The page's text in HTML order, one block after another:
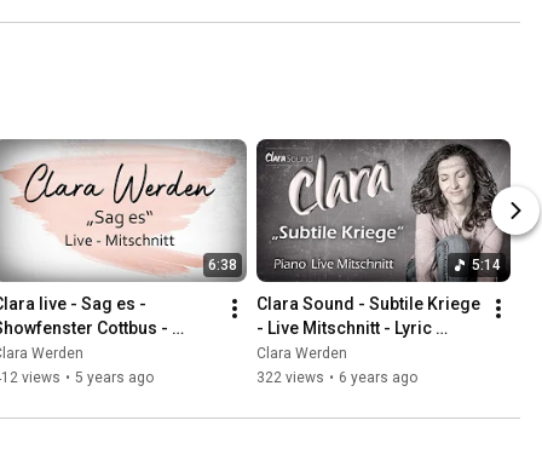
6:38
live - Sag es -
Cottbus -
Werden
views • 5 years ago
5:14
Clara Sound - Subtile Kriege
- Live Mitschnitt - Lyric
Video
Clara Werden
322 views • 6 years ago